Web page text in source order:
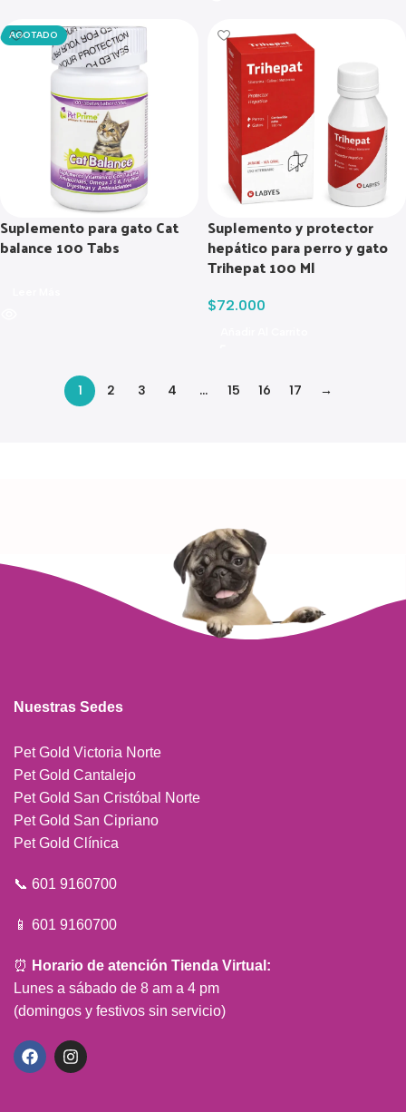
AGOTADO
Suplemento para gato Cat
balance 100 Tabs
Suplemento y protector
hepático para perro y gato
Trihepat 100 Ml
$72.000
1 2 3 4 … 15 16 17 →
Nuestras Sedes
Pet Gold Victoria Norte
Pet Gold Cantalejo
Pet Gold San Cristóbal Norte
Pet Gold San Cipriano
Pet Gold Clínica
📞 601 9160700
📱 601 9160700
⏰ Horario de atención Tienda Virtual:
Lunes a sábado de 8 am a 4 pm
(domingos y festivos sin servicio)